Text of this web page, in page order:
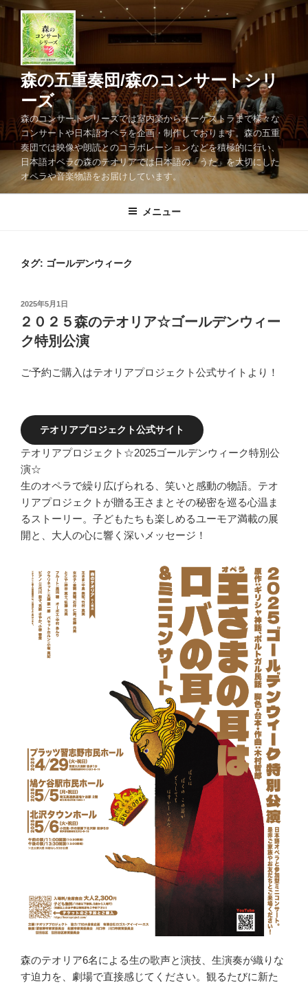
コ
ツ
キ
ッ
プ
森の五重奏団/森のコンサートシリ
ーズ
森のコンサートシリーズでは室内楽からオーケストラまで様々な
コンサートや日本語オペラを企画・制作しております。森の五重
奏団では映像や朗読とのコラボレーションなどを積極的に行い、
日本語オペラの森のテオリアでは日本語の「うた」を大切にした
オペラや音楽物語をお届けしています。
メニュー
タグ: ゴールデンウィーク
投
稿
日:
2025年5月1日
２０２５森のテオリア☆ゴールデンウィー
ク特別公演
ご予約ご購入はテオリアプロジェクト公式サイトより！
テオリアプロジェクト公式サイト
テオリアプロジェクト☆2025ゴールデンウィーク特別公
演☆
生のオペラで繰り広げられる、笑いと感動の物語。テオ
リアプロジェクトが贈る王さまとその秘密を巡る心温ま
るストーリー。子どもたちも楽しめるユーモア満載の展
開と、大人の心に響く深いメッセージ！
森のテオリア6名による生の歌声と演技、生演奏が織りな
す迫力を、劇場で直接感じてください。観るたびに新た